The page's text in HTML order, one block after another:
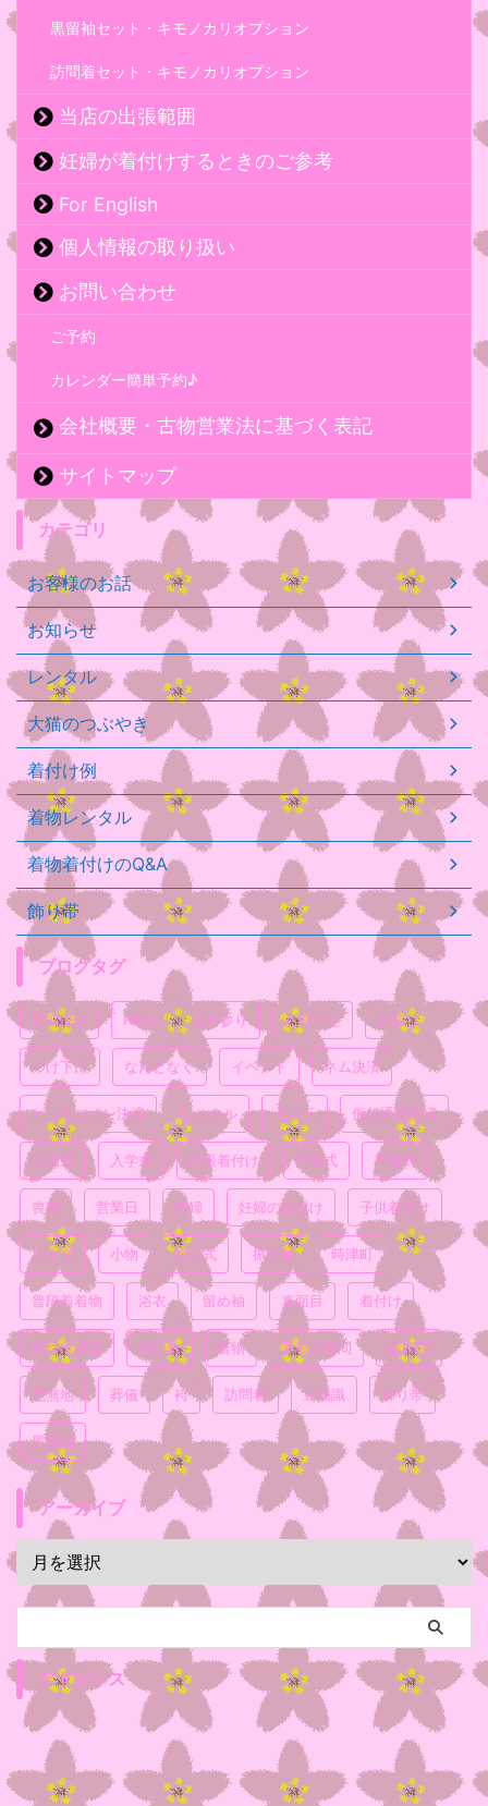
黒留袖セット・キモノカリオプション
訪問着セット・キモノカリオプション
当店の出張範囲
妊婦が着付けするときのご参考
For English
個人情報の取り扱い
お問い合わせ
ご予約
カレンダー簡単予約♪
会社概要・古物営業法に基づく表記
サイトマップ
カテゴリ
お客様のお話
お知らせ
レンタル
大猫のつぶやき
着付け例
着物レンタル
着物着付けのQ&A
飾り帯
ブログタグ
BTC決済 NEM お宮参り お知らせ お祭り
つけ下げ なんとなく イベント ネム決済
ビットコイン決済 レンタル 七五三 仮想通貨決済
入園式 入学式 出張着付け 卒園式 卒業式
喪服 営業日 妊婦 妊婦の着付け 子供着付け
小ネタ 小物 成人式 振り袖 時津町
普段着着物 浴衣 留め袖 真面目 着付け
着付け教室 着崩れ 着物 素朴な疑問 結婚式
色無地 葬儀 袴 訪問着 豆知識 飾り帯
黒留袖
アーカイブ
アドセンス